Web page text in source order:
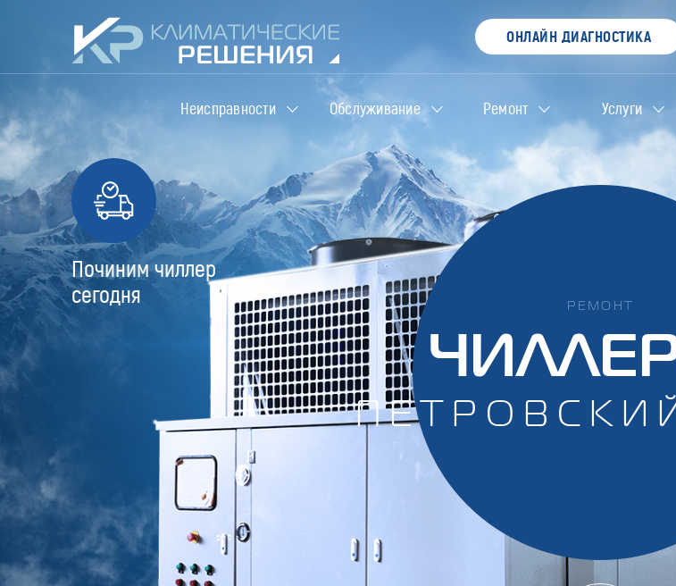
РЕМОНТ
Починим чиллер
сегодня
Неисправности Обслуживание Ремонт Услуги
ОНЛАЙН ДИАГНОСТИКА